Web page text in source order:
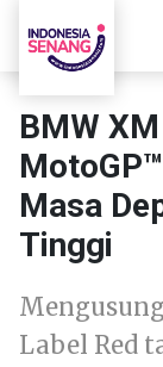
BMW
Masa
Tinggi
Label Red